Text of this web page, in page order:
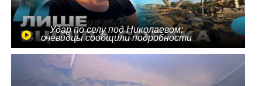
Удар по селу под Николаевом:
очевидцы сообщили подробности